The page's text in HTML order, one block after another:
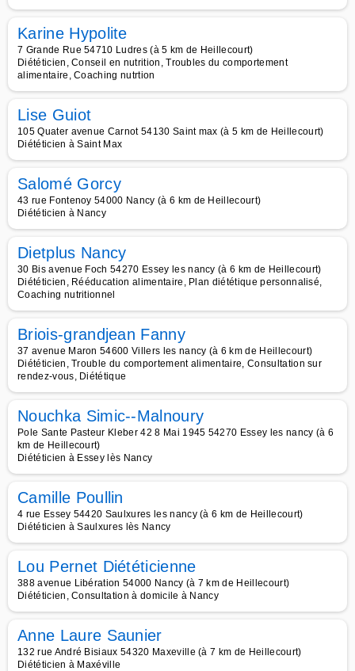
Karine Hypolite
7 Grande Rue 54710 Ludres (à 5 km de Heillecourt)
Diététicien, Conseil en nutrition, Troubles du comportement
alimentaire, Coaching nutrtion
Lise Guiot
105 Quater avenue Carnot 54130 Saint max (à 5 km de Heillecourt)
Diététicien à Saint Max
Salomé Gorcy
43 rue Fontenoy 54000 Nancy (à 6 km de Heillecourt)
Diététicien à Nancy
Dietplus Nancy
30 Bis avenue Foch 54270 Essey les nancy (à 6 km de Heillecourt)
Diététicien, Rééducation alimentaire, Plan diététique personnalisé,
Coaching nutritionnel
Briois-grandjean Fanny
37 avenue Maron 54600 Villers les nancy (à 6 km de Heillecourt)
Diététicien, Trouble du comportement alimentaire, Consultation sur
rendez-vous, Diététique
Nouchka Simic--Malnoury
Pole Sante Pasteur Kleber 42 8 Mai 1945 54270 Essey les nancy (à 6
km de Heillecourt)
Diététicien à Essey lès Nancy
Camille Poullin
4 rue Essey 54420 Saulxures les nancy (à 6 km de Heillecourt)
Diététicien à Saulxures lès Nancy
Lou Pernet Diététicienne
388 avenue Libération 54000 Nancy (à 7 km de Heillecourt)
Diététicien, Consultation à domicile à Nancy
Anne Laure Saunier
132 rue André Bisiaux 54320 Maxeville (à 7 km de Heillecourt)
Diététicien à Maxéville